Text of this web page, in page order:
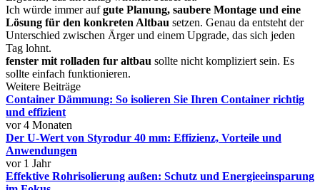
Ich würde immer aufgute Planung, saubere Montage und eine
Lösung für den konkreten Altbau setzen. Genau da entsteht der
Unterschied zwischen Ärger und einem Upgrade, das sich jeden
Tag lohnt.
fenster mit rolladen fur altbau sollte nicht kompliziert sein. Es
sollte einfach funktionieren.
Weitere Beiträge
Container Dämmung: So isolieren Sie Ihren Container richtig
und effizient
vor 4 Monaten
Der U-Wert von Styrodur 40 mm: Effizienz, Vorteile und
Anwendungen
vor 1 Jahr
Effektive Rohrisolierung außen: Schutz und Energieeinsparung